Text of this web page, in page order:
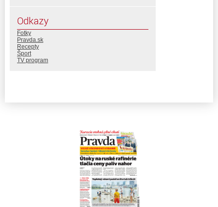
Odkazy
Fotky
Pravda.sk
Recepty
Šport
TV program